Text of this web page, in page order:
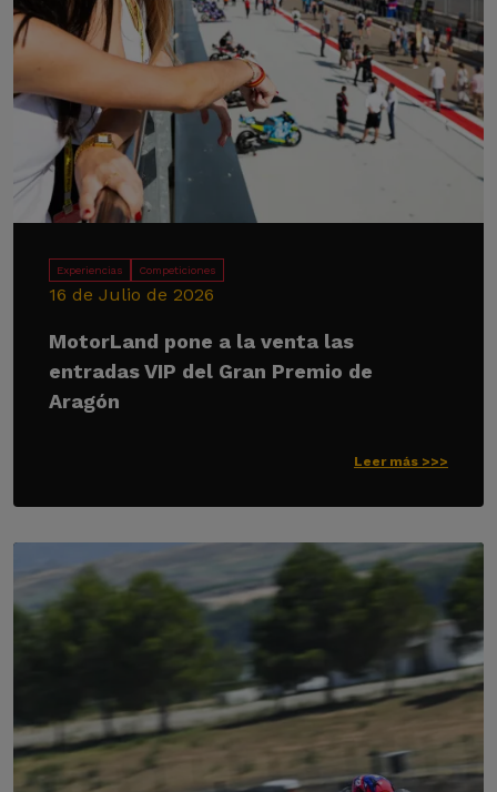
Experiencias Competiciones
16 de Julio de 2026
MotorLand pone a la venta las
entradas VIP del Gran Premio de
Aragón
Leer más >>>